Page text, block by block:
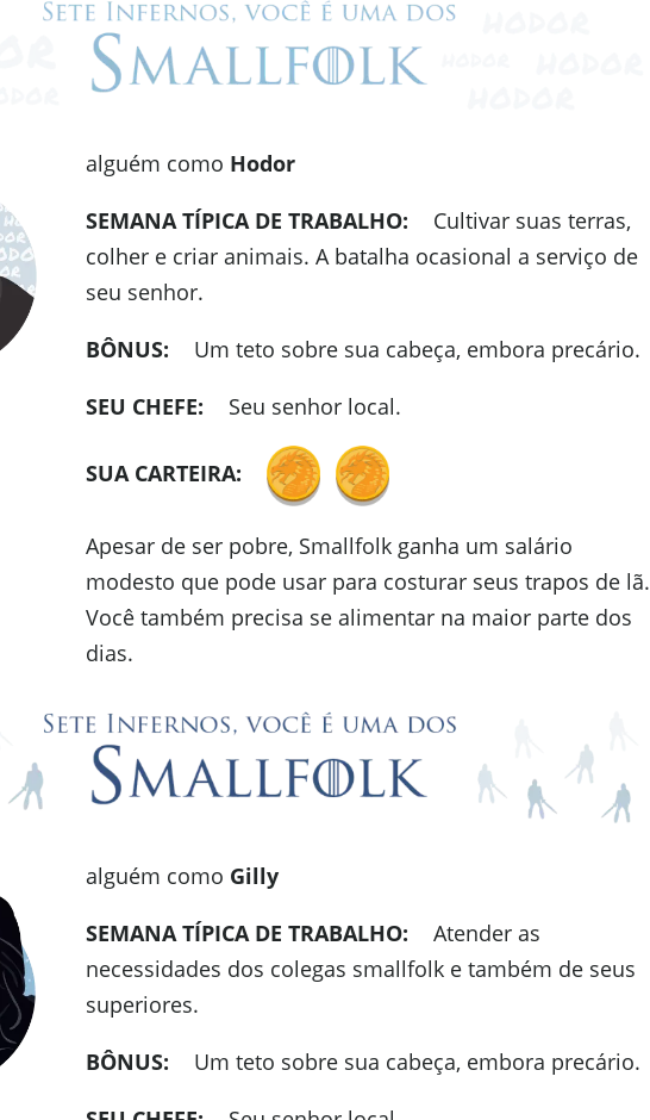
alguém como Hodor
SEMANA TÍPICA DE TRABALHO:
Cultivar suas terras,
colher e criar animais. A batalha ocasional a serviço de
seu senhor.
BÔNUS:
Um teto sobre sua cabeça, embora precário.
SEU CHEFE:
Seu senhor local.
SUA CARTEIRA:
Apesar de ser pobre, Smallfolk ganha um salário
modesto que pode usar para costurar seus trapos de lã.
Você também precisa se alimentar na maior parte dos
dias.
alguém como Gilly
SEMANA TÍPICA DE TRABALHO:
Atender as
necessidades dos colegas smallfolk e também de seus
superiores.
BÔNUS:
Um teto sobre sua cabeça, embora precário.